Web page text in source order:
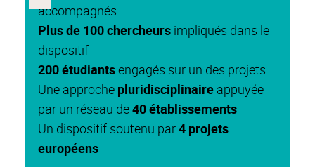
accompagnés
Plus de 100 chercheurs impliqués dans le
dispositif
200 étudiantsengagés sur un des projets
Une approche pluridisciplinaire appuyée
par un réseau de40 établissements
Un dispositif soutenu par4 projets
européens